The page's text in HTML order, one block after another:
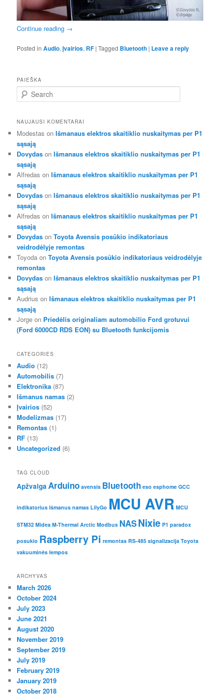
Continue reading →
Posted in Audio,Įvairios, RF |Tagged Bluetooth | Leave a reply
PAIEŠKA
e
r
h
NAUJAUSI KOMENTARAI
Modestas onIšmanaus elektros skaitiklio nuskaitymas per P1
sąsają
Dovydas onIšmanaus elektros skaitiklio nuskaitymas per P1
sąsają
Alfredas onIšmanaus elektros skaitiklio nuskaitymas per P1
sąsają
Dovydas onIšmanaus elektros skaitiklio nuskaitymas per P1
sąsają
Alfredas onIšmanaus elektros skaitiklio nuskaitymas per P1
sąsają
Dovydas onToyota Avensis posūkio indikatoriaus
veidrodėlyje remontas
Toyoda onToyota Avensis posūkio indikatoriaus veidrodėlyje
remontas
Dovydas onIšmanaus elektros skaitiklio nuskaitymas per P1
sąsają
Audrius onIšmanaus elektros skaitiklio nuskaitymas per P1
sąsają
Jorge on Priedėlis originaliam automobilio Ford grotuvui
(Ford 6000CD RDS EON) su Bluetooth funkcijomis
CATEGORIES
Audio (12)
Automobilis (7)
Elektronika (87)
Išmanus namas (2)
Įvairios (52)
Modelizmas (17)
Remontas (1)
RF (13)
Uncategorized (6)
TAG CLOUD
Apžvalga Arduino avensis Bluetooth eso esphome GCC
indikatorius Išmanus namas LilyGo MCU AVR MCU
STM32 Midea M-Thermal Arctic Modbus NASNixie P1 paradox
posukio Raspberry Pi remontas RS-485 signalizacija Toyota
vakuuminės lempos
ARCHYVAS
March 2026
October 2024
July 2023
June 2021
August 2020
November 2019
September 2019
July 2019
February 2019
January 2019
October 2018